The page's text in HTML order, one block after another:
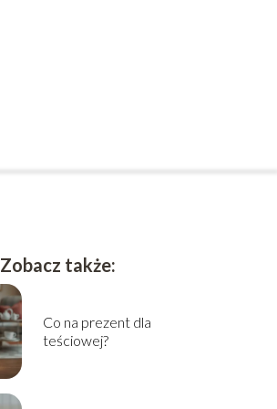
Zobacz także:
Co na prezent dla
teściowej?